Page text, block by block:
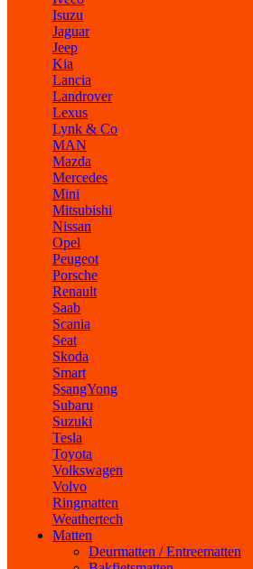
Isuzu
Jaguar
Jeep
Kia
Lancia
Landrover
Lexus
Lynk & Co
MAN
Mazda
Mercedes
Mini
Mitsubishi
Nissan
Opel
Peugeot
Porsche
Renault
Saab
Scania
Seat
Skoda
Smart
SsangYong
Subaru
Suzuki
Tesla
Toyota
Volkswagen
Volvo
Ringmatten
Weathertech
Matten
Deurmatten / Entreematten